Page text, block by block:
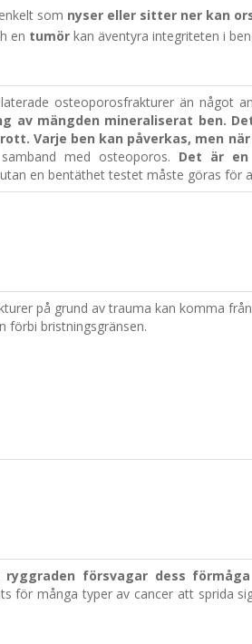
som nyser eller sitter ner kan
en tumör kan äventyra integriteten i
osteoporosfrakturer än något
av mängden mineraliserat ben.
Varje ben kan påverkas, men
med osteoporos. Det är
en bentäthet testet måste göras för
på grund av trauma kan komma
förbi bristningsgränsen.
ryggraden försvagar dess
för många typer av cancer att sprida